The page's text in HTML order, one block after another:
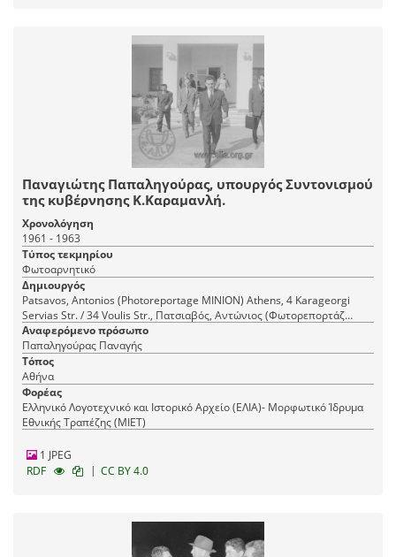
Παναγιώτης Παπαληγούρας, υπουργός Συντονισμού
της κυβέρνησης Κ.Καραμανλή.
Χρονολόγηση
1961 - 1963
Τύπος τεκμηρίου
Φωτοαρνητικό
Δημιουργός
Patsavos, Antonios (Photoreportage ΜΙΝΙΟΝ) Athens, 4 Karageorgi
Servias Str. / 34 Voulis Str., Πατσιαβός, Αντώνιος (Φωτορεπορτάζ
ΜΙΝΙΟΝ) Αθήνα, Καραγεώργη Σερβίας 4 / Βουλής 34
Αναφερόμενο πρόσωπο
Παπαληγούρας Παναγής
Τόπος
Αθήνα
Φορέας
Ελληνικό Λογοτεχνικό και Ιστορικό Αρχείο (ΕΛΙΑ)- Μορφωτικό Ίδρυμα
Εθνικής Τραπέζης (ΜΙΕΤ)
1 JPEG
RDF
| CC BY 4.0